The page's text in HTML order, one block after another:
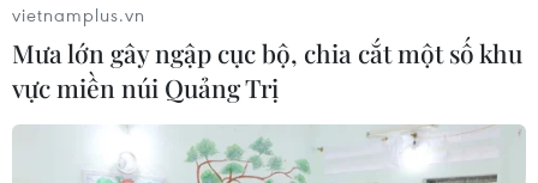
Buôn Ma Thuột - đô thị dưới
06/08/2026 04:22
vietnamplus.vn
Mưa lớn gây ngập cục bộ, chia cắt một số khu
vực miền núi Quảng Trị